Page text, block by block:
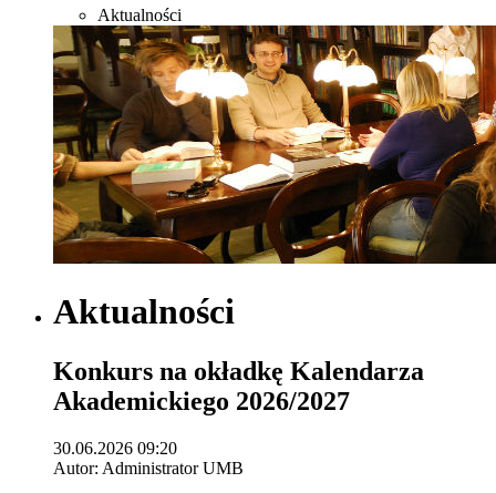
Aktualności
Aktualności
Konkurs na okładkę Kalendarza
Akademickiego 2026/2027
30.06.2026 09:20
Autor: Administrator UMB